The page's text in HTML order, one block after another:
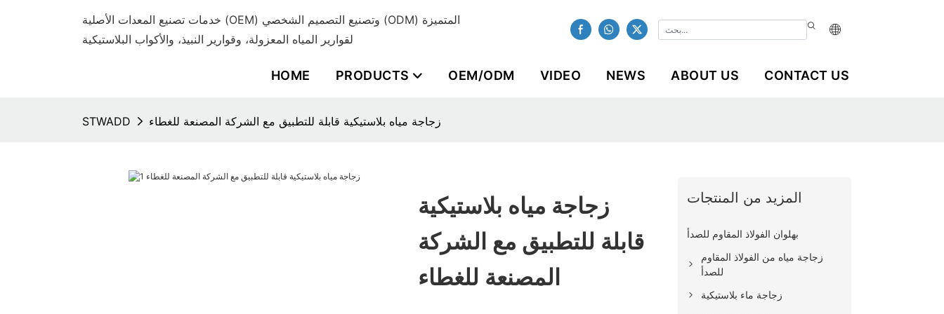
خدمات تصنيع المعدات الأصلية (OEM) وتصنيع التصميم الشخصي (ODM) المتميزة
لقوارير المياه المعزولة، وقوارير النبيذ، والأكواب البلاستيكية
HOME PRODUCTS OEM/ODM VIDEO NEWS ABOUT US CONTACT US
STWADD زجاجة مياه بلاستيكية قابلة للتطبيق مع الشركة المصنعة للغطاء
زجاجة مياه بلاستيكية
قابلة للتطبيق مع الشركة
المصنعة للغطاء
المزيد من المنتجات
بهلوان الفولاذ المقاوم للصدأ
زجاجة مياه من الفولاذ المقاوم
للصدأ
زجاجة ماء بلاستيكية